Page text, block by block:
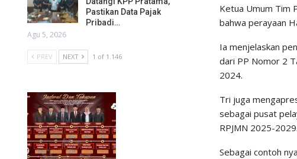
Ketua Umum Tim
bahwa perayaan
Ia menjelaskan
dari PP Nomor 2
2024.
Tri juga
sebagai pusat
RPJMN 2025-2029.
Sebagai contoh
Pastikan Data Pajak
Pribadi…
Agu 5, 2026
PREV NEXT 1 of 1.146